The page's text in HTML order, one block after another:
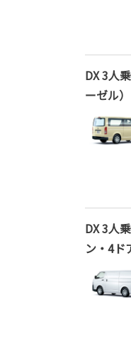
DX 3人
ーゼル）
DX 3人
ン・4ド